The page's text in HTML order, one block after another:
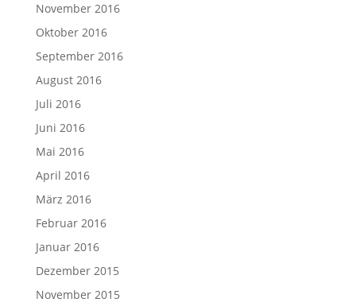
November 2016
Oktober 2016
September 2016
August 2016
Juli 2016
Juni 2016
Mai 2016
April 2016
März 2016
Februar 2016
Januar 2016
Dezember 2015
November 2015